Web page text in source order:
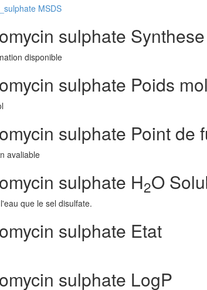
MSDS
sulphate
disponible
sulphate Poids
sulphate Point de
avaliable
sulphate H2O
que le sel disulfate.
sulphate Etat
sulphate LogP